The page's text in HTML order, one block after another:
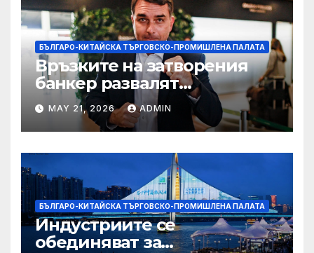
БЪЛГАРО-КИТАЙСКА ТЪРГОВСКО-ПРОМИШЛЕНА ПАЛАТА
Връзките на затворения
банкер развалят
надеждите на Флавио
Болсонаро за президент на
Бразилия
MAY 21, 2026 ADMIN
БЪЛГАРО-КИТАЙСКА ТЪРГОВСКО-ПРОМИШЛЕНА ПАЛАТА
Индустриите се
обединяват за